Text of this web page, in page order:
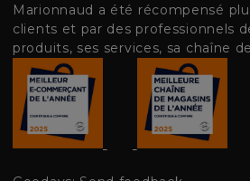
Marionnaud a été récompensé
clients et par des professionnels
produits, ses services, sa chaîne